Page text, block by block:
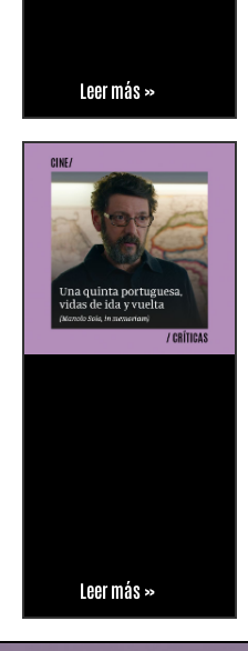
Leer más »
Leer más »